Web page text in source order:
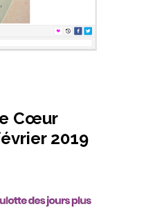
Cœur
2019